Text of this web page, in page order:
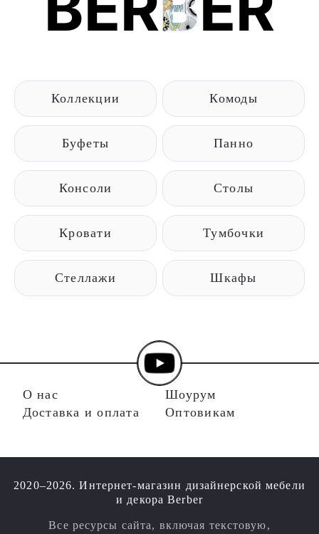
Коллекции Комоды
Буфеты Панно
Консоли Столы
Кровати Тумбочки
Стеллажи Шкафы
О нас
Доставка и оплата
Шоурум
Оптовикам
2020–2026. Интернет-магазин дизайнерской мебели
и декора Berber
Все ресурсы сайта, включая текстовую,